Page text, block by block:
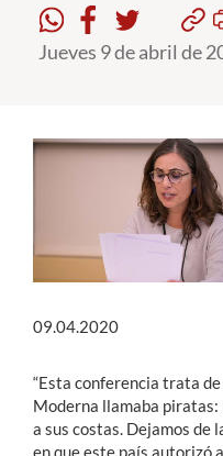
Estudiantes
Alumni
Jueves 9 de abril de
09.04.2020
“Esta conferencia trata de
Moderna llamaba
a sus costas. Dejamos de
en que este país autorizó